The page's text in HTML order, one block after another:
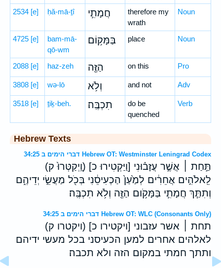
2534 [e] ḥă-mā-ṯî חֲמָתִ֛י
therefore my
wrath
Noun
4725 [e]
bam-mā-
qō-wm
בַּמָּק֥וֹם place Noun
2088 [e] haz-zeh הַזֶּ֖ה on this Pro
3808 [e] wə-lō וְלֹ֥א and not Adv
3518 [e] ṯiḵ-beh. תִכְבֶּֽה׃
do be
quenched
Verb
Hebrew Texts
דברי הימים ב 34:25 Hebrew OT: Westminster Leningrad Codex
תַּ֣חַת ׀ אֲשֶׁ֣ר עֲזָב֗וּנִי [וַיַּקְטִירוּ כ] (וַֽיְקַטְּרוּ֙ ק)
לֵֽאלֹהִ֣ים אֲחֵרִ֔ים לְמַ֙עַן֙ הַכְעִיסֵ֔נִי בְּכֹ֖ל מַעֲשֵׂ֣י יְדֵיהֶ֑ם
וְתִתַּ֧ךְ חֲמָתִ֛י בַּמָּקֹ֥ום הַזֶּ֖ה וְלֹ֥א תִכְבֶּֽה׃
דברי הימים ב 34:25 Hebrew OT: WLC (Consonants Only)
תחת ׀ אשר עזבוני [ויקטירו כ] (ויקטרו ק)
לאלהים אחרים למען הכעיסני בכל מעשי ידיהם
ותתך חמתי במקום הזה ולא תכבה׃